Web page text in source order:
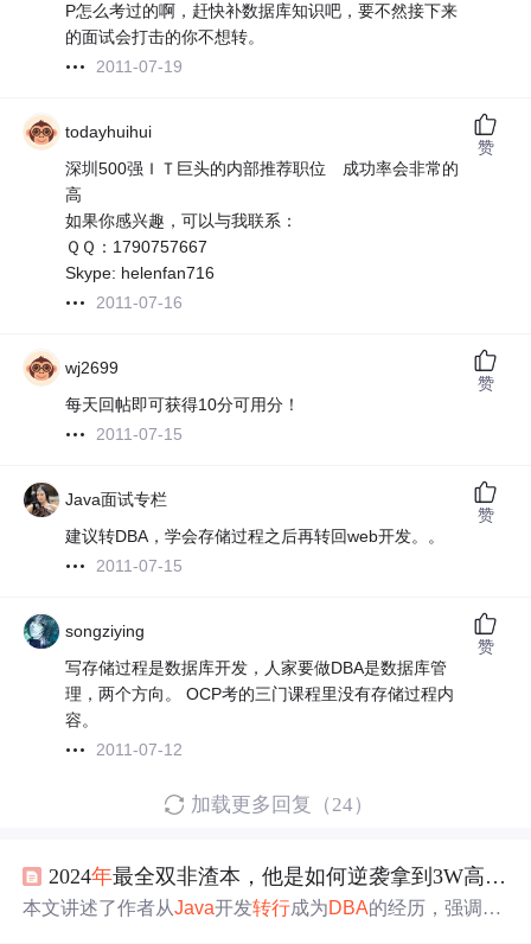
P怎么考过的啊，赶快补数据库知识吧，要不然接下来
的面试会打击的你不想转。
2011-07-19
todayhuihui
深圳500强ＩＴ巨头的内部推荐职位 成功率会非常的
高
如果你感兴趣，可以与我联系：
ＱＱ：1790757667
Skype: helenfan716
2011-07-16
赞
wj2699
每天回帖即可获得10分可用分！
2011-07-15
赞
Java面试专栏
建议转DBA，学会存储过程之后再转回web开发。。
2011-07-15
赞
songziying
写存储过程是数据库开发，人家要做DBA是数据库管
理，两个方向。 OCP考的三门课程里没有存储过程内
容。
2011-07-12
赞
加载更多回复（24）
2024年最全双非渣本，他是如何逆袭拿到3W高薪_30岁
本文讲述了作者从Java开发转行成为DBA的经历，强调了